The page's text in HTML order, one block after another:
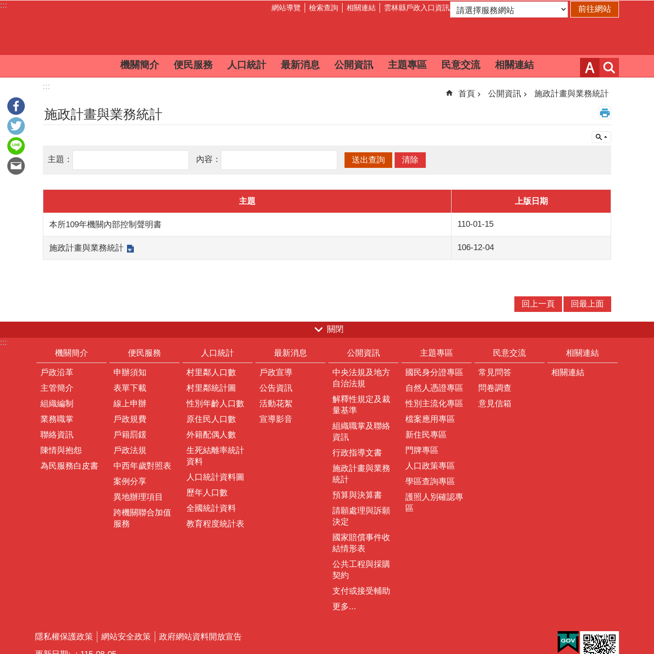
跳到主要內容區塊
::: 網站導覽 檢索查詢 相關連結 雲林縣戶政入口資訊網
機關簡介 便民服務 人口統計 最新消息 公開資訊 主題專區 民意交流 相關連結
:::
首頁 公開資訊 施政計畫與業務統計
施政計畫與業務統計
主題： 內容：
主題 上版日期
本所109年機關內部控制聲明書 110-01-15
施政計畫與業務統計 106-12-04
回上一頁 回最上面
關閉
:::
機關簡介
戶政沿革
主管簡介
組織編制
業務職掌
聯絡資訊
陳情與抱怨
為民服務白皮書
便民服務
申辦須知
表單下載
線上申辦
戶政規費
戶籍罰鍰
戶政法規
中西年歲對照表
案例分享
異地辦理項目
跨機關聯合加值
服務
人口統計
村里鄰人口數
村里鄰統計圖
性別年齡人口數
原住民人口數
外籍配偶人數
生死結離率統計
資料
人口統計資料圖
歷年人口數
全國統計資料
教育程度統計表
最新消息
戶政宣導
公告資訊
活動花絮
宣導影音
公開資訊
中央法規及地方
自治法規
解釋性規定及裁
量基準
組織職掌及聯絡
資訊
行政指導文書
施政計畫與業務
統計
預算與決算書
請願處理與訴願
決定
國家賠償事件收
結情形表
公共工程與採購
契約
支付或接受輔助
更多...
主題專區
國民身分證專區
自然人憑證專區
性別主流化專區
檔案應用專區
新住民專區
門牌專區
人口政策專區
學區查詢專區
護照人別確認專
區
民意交流
常見問答
問卷調查
意見信箱
相關連結
相關連結
隱私權保護政策 網站安全政策
政府網站資料開放宣告